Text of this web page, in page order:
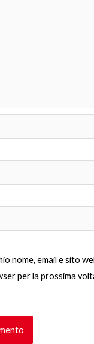
nome, email e sito
per la prossima